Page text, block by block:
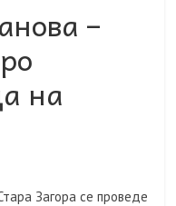
–
на
Загора се проведе